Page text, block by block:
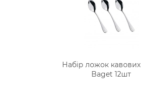
Набір ложок кавових
Baget 12шт